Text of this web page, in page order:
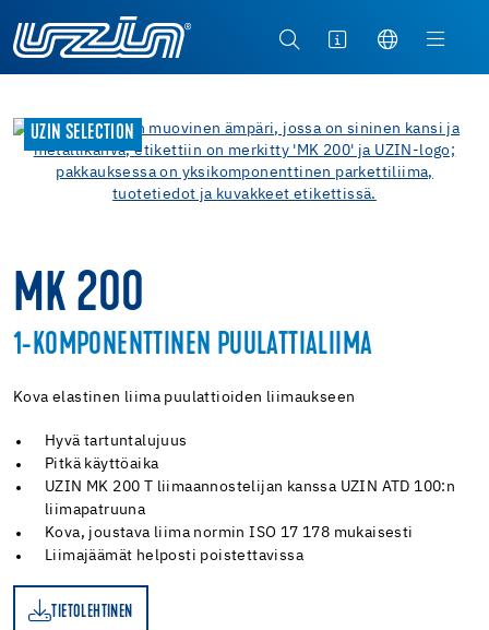
UZIN SELECTION
MK 200
1-KOMPONENTTINEN PUULATTIALIIMA
Kova elastinen liima puulattioiden liimaukseen
Hyvä tartuntalujuus
Pitkä käyttöaika
UZIN MK 200 T liimaannostelijan kanssa UZIN ATD 100:n
liimapatruuna
Kova, joustava liima normin ISO 17 178 mukaisesti
Liimajäämät helposti poistettavissa
TIETOLEHTINEN